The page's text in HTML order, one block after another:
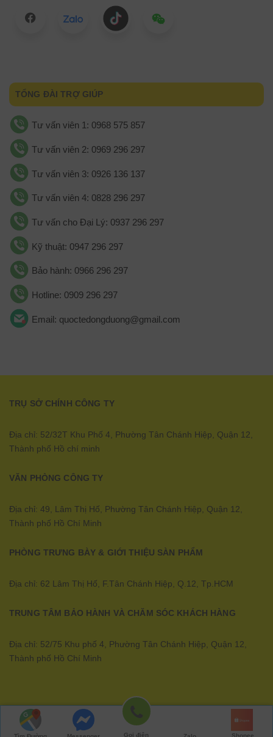
Gọi điện Shopee
TỔNG ĐÀI TRỢ GIÚP
Tư vấn viên 1: 0968 575 857
Tư vấn viên 2: 0969 296 297
Tư vấn viên 3: 0926 136 137
Tư vấn viên 4: 0828 296 297
Tư vấn cho Đại Lý: 0937 296 297
Kỹ thuật: 0947 296 297
Bảo hành: 0966 296 297
Hotline: 0909 296 297
Email: quoctedongduong@gmail.com
TRỤ SỞ CHÍNH CÔNG TY
Địa chỉ: 52/32T Khu Phố 4, Phường Tân Chánh Hiệp, Quận 12,
Thành phố Hồ chí minh
VĂN PHÒNG CÔNG TY
Địa chỉ: 49, Lâm Thị Hố, Phường Tân Chánh Hiệp, Quận 12,
Thành phố Hồ Chí Minh
PHÒNG TRƯNG BÀY & GIỚI THIỆU SÀN PHẨM
Địa chỉ: 62 Lâm Thị Hố, F.Tân Chánh Hiệp, Q.12, Tp.HCM
TRUNG TÂM BẢO HÀNH VÀ CHĂM SÓC KHÁCH HÀNG
Địa chỉ: 52/75 Khu phố 4, Phường Tân Chánh Hiệp, Quận 12,
Thành phố Hồ Chí Minh
Ecopower | Cung cấp bởi